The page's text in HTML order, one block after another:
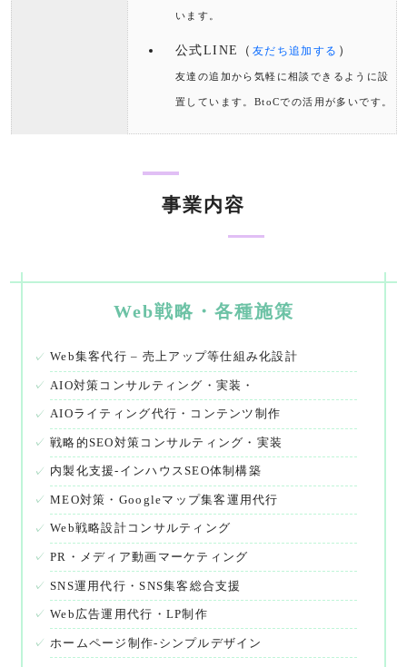
います。
公式LINE（ 友だち追加する ）
友達の追加から気軽に相談できるように設
置しています。BtoCでの活用が多いです。
事業内容
Web戦略・各種施策
Web集客代行 – 売上アップ等仕組み化設計
AIO対策コンサルティング・実装・
AIOライティング代行・コンテンツ制作
戦略的SEO対策コンサルティング・実装
内製化支援-インハウスSEO体制構築
MEO対策・Googleマップ集客運用代行
Web戦略設計コンサルティング
PR・メディア動画マーケティング
SNS運用代行・SNS集客総合支援
Web広告運用代行・LP制作
ホームページ制作-シンプルデザイン